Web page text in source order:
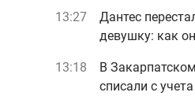
13:27
Дантес
девушку: как
13:18
В
списали с